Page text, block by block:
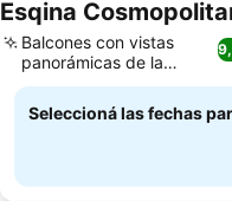
Esqina
Balcones con vistas
panorámicas de la
ciudad
Seleccioná las fechas